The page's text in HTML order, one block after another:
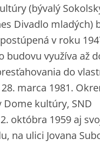
(bývalý
Divadlo mladých)
v roku
budovu využíva až
do
marca 1981.
Dome kultúry, SND
októbra 1959 aj
na ulici Jovana